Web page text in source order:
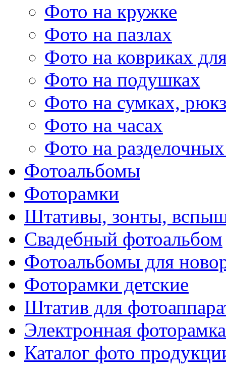
Фото на кружке
Фото на пазлах
Фото на ковриках
Фото на подушках
Фото на сумках,
Фото на часах
Фото на
Фотоальбомы
Фоторамки
Штативы, зонты,
Свадебный фотоальбом
Фотоальбомы для
Фоторамки детские
Штатив для
Электронная фоторамка
Каталог фото